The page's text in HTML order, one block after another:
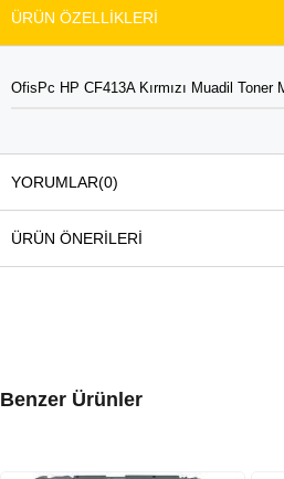
ÜRÜN ÖZELLIKLERI
OfisPc HP CF413A Kırmızı Muadil Toner
YORUMLAR(0)
ÜRÜN ÖNERILERI
Benzer Ürünler